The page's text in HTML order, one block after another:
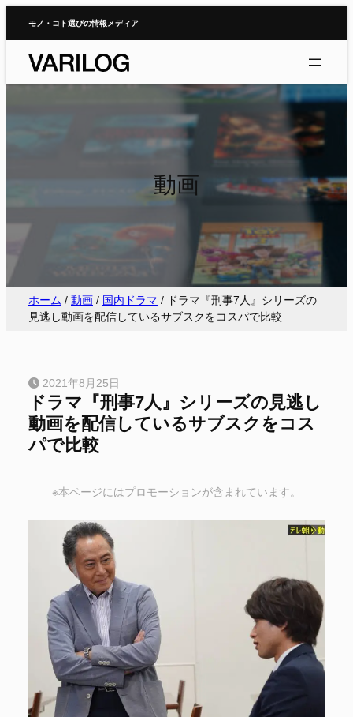
モノ・コト選びの情報メディア
動画
ホーム / 動画 / 国内ドラマ / ドラマ『刑事7人』シリーズの
見逃し動画を配信しているサブスクをコスパで比較
2021年8月25日
ドラマ『刑事7人』シリーズの見逃し
動画を配信しているサブスクをコス
パで比較
※本ページにはプロモーションが含まれています。